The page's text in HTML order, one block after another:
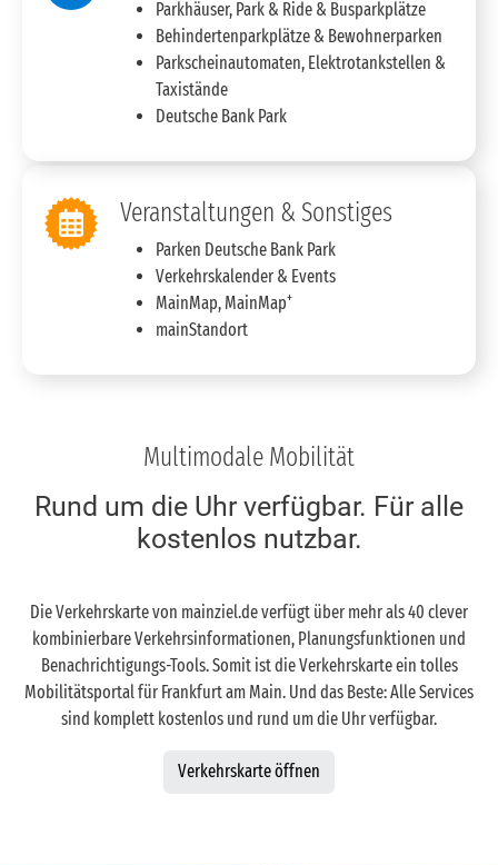
Parkhäuser, Park & Ride & Busparkplätze
Behindertenparkplätze & Bewohnerparken
Parkscheinautomaten, Elektrotankstellen &
Taxistände
Deutsche Bank Park
Veranstaltungen & Sonstiges
Parken Deutsche Bank Park
Verkehrskalender & Events
MainMap, MainMap+
mainStandort
Multimodale Mobilität
Rund um die Uhr verfügbar. Für alle
kostenlos nutzbar.
Die Verkehrskarte von mainziel.de verfügt über mehr als 40 clever
kombinierbare Verkehrsinformationen, Planungsfunktionen und
Benachrichtigungs-Tools. Somit ist die Verkehrskarte ein tolles
Mobilitätsportal für Frankfurt am Main. Und das Beste: Alle Services
sind komplett kostenlos und rund um die Uhr verfügbar.
Verkehrskarte öffnen